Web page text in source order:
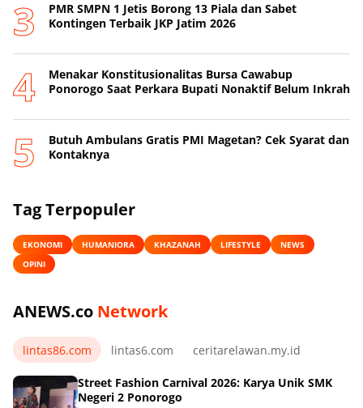
PMR SMPN 1 Jetis Borong 13 Piala dan Sabet
Kontingen Terbaik JKP Jatim 2026
Menakar Konstitusionalitas Bursa Cawabup
Ponorogo Saat Perkara Bupati Nonaktif Belum Inkrah
Butuh Ambulans Gratis PMI Magetan? Cek Syarat dan
Kontaknya
Tag Terpopuler
EKONOMI HUMANIORA KHAZANAH LIFESTYLE
NEWS
OPINI
ANEWS.co Network
lintas86.com lintas6.com ceritarelawan.my.id
Street Fashion Carnival 2026: Karya Unik SMK
Negeri 2 Ponorogo